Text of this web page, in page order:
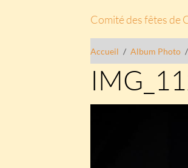
Comité des fêtes de
Accueil Album Photo